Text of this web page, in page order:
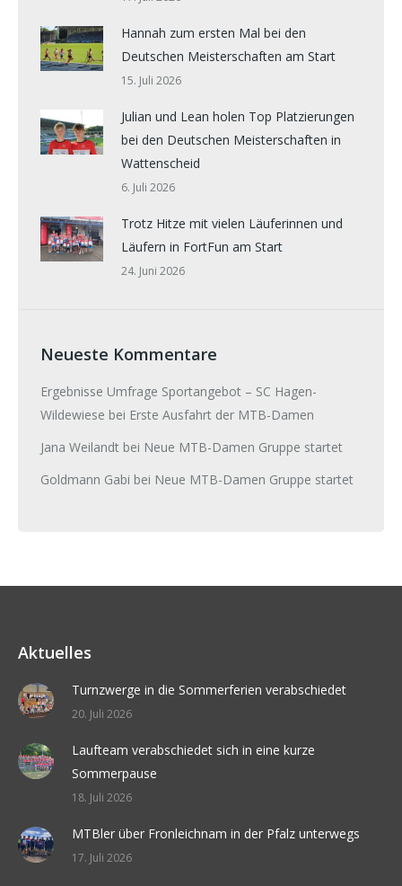
Hannah zum ersten Mal bei den
Deutschen Meisterschaften am Start
15. Juli 2026
Julian und Lean holen Top Platzierungen
bei den Deutschen Meisterschaften in
Wattenscheid
6. Juli 2026
Trotz Hitze mit vielen Läuferinnen und
Läufern in FortFun am Start
24. Juni 2026
Neueste Kommentare
Ergebnisse Umfrage Sportangebot – SC Hagen-
Wildewiese bei Erste Ausfahrt der MTB-Damen
Jana Weilandt bei Neue MTB-Damen Gruppe startet
Goldmann Gabi bei Neue MTB-Damen Gruppe startet
Aktuelles
Turnzwerge in die Sommerferien verabschiedet
20. Juli 2026
Laufteam verabschiedet sich in eine kurze
Sommerpause
18. Juli 2026
MTBler über Fronleichnam in der Pfalz unterwegs
17. Juli 2026